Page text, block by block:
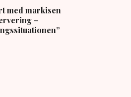
med markisen
–